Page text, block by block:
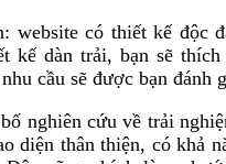
website có thiết kế độc
kế dàn trải, bạn sẽ
cầu sẽ được bạn đánh
nghiên cứu về trải
diện thân thiện, có khả